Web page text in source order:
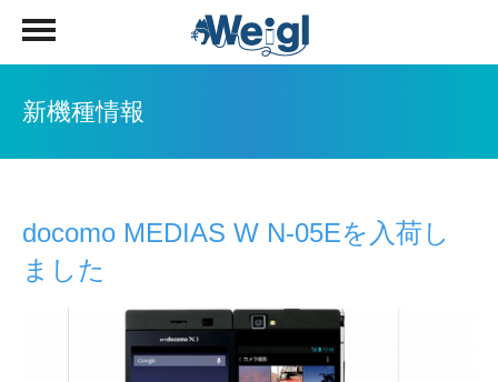
新機種情報
docomo MEDIAS W N-05Eを入荷し
ました